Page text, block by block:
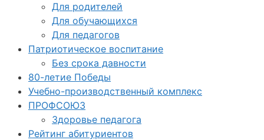
Для родителей
Для обучающихся
Для педагогов
Патриотическое воспитание
Без срока давности
80-летие Победы
Учебно-производственный комплекс
ПРОФСОЮЗ
Здоровье педагога
Рейтинг абитуриентов